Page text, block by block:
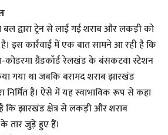
बल द्वारा ट्रेन से लाई गई शराब और लकड़ी को
इस कार्रवाई में एक बात सामने आ रही है कि
ग्रैंडकॉर्ड रेलखंड के बंसकटवा स्टेशन
गया था जबकि बरामद शराब झारखंड
निर्मित है। ऐसे में यह स्वाभाविक रूप से कहा
कि झारखंड क्षेत्र से लकड़ी और शराब
तार जुड़े हुए हैं।